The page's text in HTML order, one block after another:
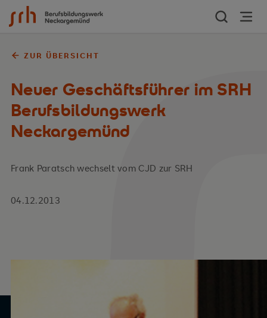
Zum Inhalt springen
ZUR ÜBERSICHT
Neuer Geschäftsführer im SRH
Berufsbildungswerk
Neckargemünd
04.12.2013
Frank Paratsch wechselt vom CJD zur SRH